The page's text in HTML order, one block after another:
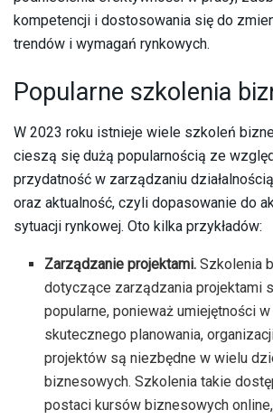
kompetencji i dostosowania się do
trendów i wymagań rynkowych.
Popularne szkolenia
W 2023 roku istnieje wiele szkoleń
cieszą się dużą popularnością ze
przydatność w zarządzaniu
oraz aktualność, czyli dopasowanie do
sytuacji rynkowej. Oto kilka przykładów:
Zarządzanie projektami. Szkolenia
dotyczące zarządzania projektami
popularne, ponieważ umiejętności
skutecznego planowania,
projektów są niezbędne w wielu
biznesowych. Szkolenia takie
postaci kursów biznesowych